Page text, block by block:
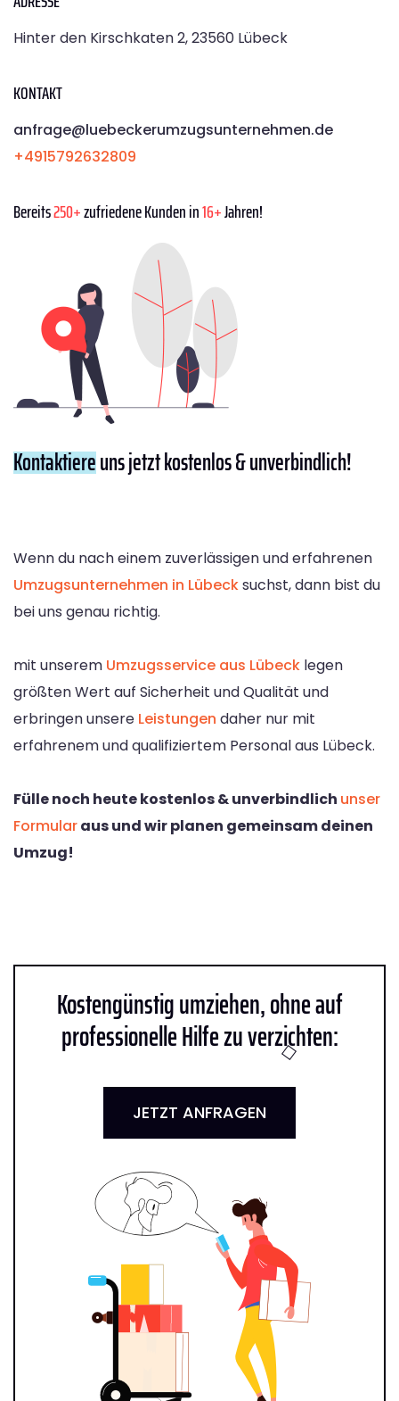
Hinter den Kirschkaten 2, 23560 Lübeck
KONTAKT
anfrage@luebeckerumzugsunternehmen.de
+4915792632809
Bereits250+zufriedene Kunden in16+Jahren!
Kontaktiereuns jetzt kostenlos & unverbindlich!
Wenn du nach einem zuverlässigen und erfahrenen
Umzugsunternehmen in Lübecksuchst, dann bist du
bei uns genau richtig.
mit unserem Umzugsservice aus Lübeck legen
größten Wert auf Sicherheit und Qualität und
erbringen unsere Leistungen daher nur mit
erfahrenem und qualifiziertem Personal aus Lübeck.
Fülle noch heute kostenlos & unverbindlich unser
Formularaus und wir planen gemeinsam deinen
Umzug!
Kostengünstig umziehen, ohne auf
professionelle Hilfe zu verzichten:
JETZT ANFRAGEN